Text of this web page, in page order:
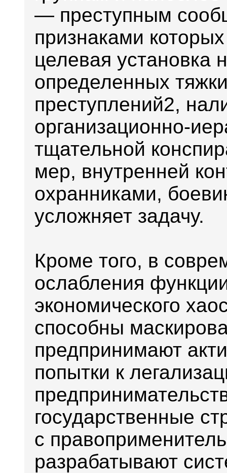
— преступным
признаками
целевая установка
определенных
преступлений2,
организационно-
тщательной
мер, внутренней
охранниками,
усложняет задачу.
Кроме того, в
ослабления
экономического
способны
предпринимают
попытки к
государственные
с
разрабатывают